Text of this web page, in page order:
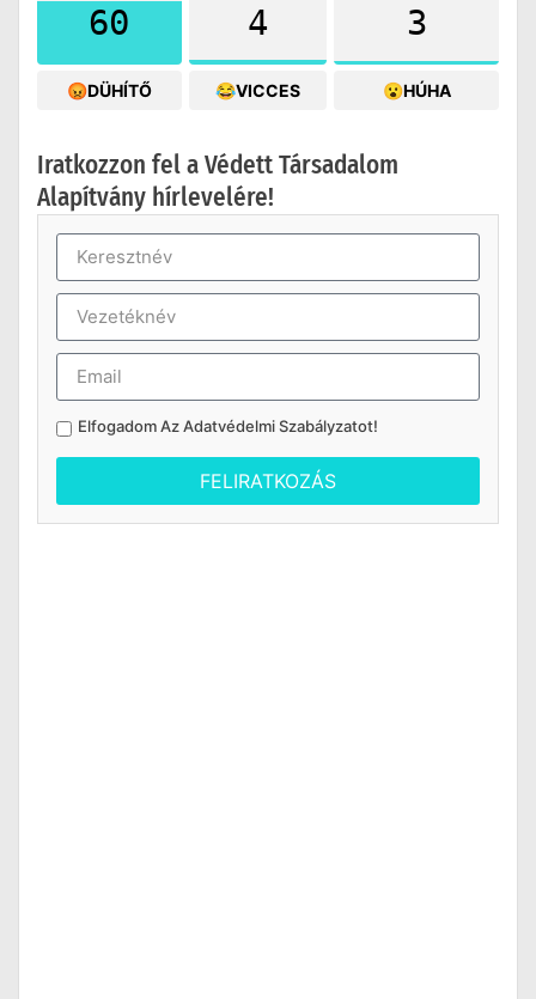
60
😡DÜHÍTŐ
4
😂VICCES
3
😮HÚHA
Iratkozzon fel a Védett Társadalom
Alapítvány hírlevelére!
Elfogadom AzAdatvédelmi Szabályzatot!
FELIRATKOZÁS